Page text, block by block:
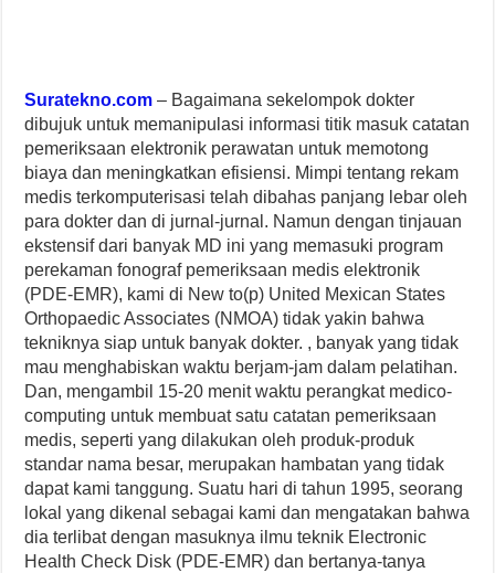
Suratekno.com – Bagaimana sekelompok dokter
dibujuk untuk memanipulasi informasi titik masuk catatan
pemeriksaan elektronik perawatan untuk memotong
biaya dan meningkatkan efisiensi. Mimpi tentang rekam
medis terkomputerisasi telah dibahas panjang lebar oleh
para dokter dan di jurnal-jurnal. Namun dengan tinjauan
ekstensif dari banyak MD ini yang memasuki program
perekaman fonograf pemeriksaan medis elektronik
(PDE-EMR), kami di New to(p) United Mexican States
Orthopaedic Associates (NMOA) tidak yakin bahwa
tekniknya siap untuk banyak dokter. , banyak yang tidak
mau menghabiskan waktu berjam-jam dalam pelatihan.
Dan, mengambil 15-20 menit waktu perangkat medico-
computing untuk membuat satu catatan pemeriksaan
medis, seperti yang dilakukan oleh produk-produk
standar nama besar, merupakan hambatan yang tidak
dapat kami tanggung. Suatu hari di tahun 1995, seorang
lokal yang dikenal sebagai kami dan mengatakan bahwa
dia terlibat dengan masuknya ilmu teknik Electronic
Health Check Disk (PDE-EMR) dan bertanya-tanya